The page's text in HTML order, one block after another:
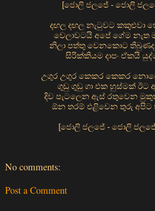
[ජොලි ජලජේ - ජොලි
දඟල දඟල නැටුවට කකුළුවා
වෙලාවටයි අපේ ගේම නැත
නිලා පත්තු වෙනකොට තිබුණද
සිරික්කියම දාපං ඒකයි
උගුර උගුර කෙකර කෙකර
ගුඩු ගුඩු ගා එක හුස්මක් ඊට
දිව පැටලෙන ඇස් රතුවෙන
ඕන තරම් එළිවෙන තුරු අපිට
[ජොලි ජලජේ - ජොලි
No comments:
Post a Comment